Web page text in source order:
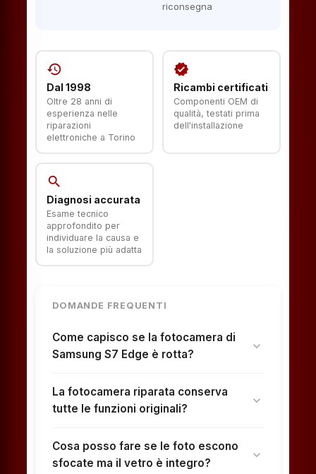
riconsegna
history
Dal 1998
Oltre 28 anni di
esperienza nelle
riparazioni
elettroniche a Torino
verified
Ricambi certificati
Componenti OEM di
qualità, testati prima
dell'installazione
search
Diagnosi accurata
Esame tecnico
approfondito per
individuare la causa e
la soluzione più adatta
DOMANDE FREQUENTI
Come capisco se la fotocamera di
Samsung S7 Edge è rotta?
expand_more
La fotocamera riparata conserva
tutte le funzioni originali?
expand_more
Cosa posso fare se le foto escono
sfocate ma il vetro è integro?
expand_more